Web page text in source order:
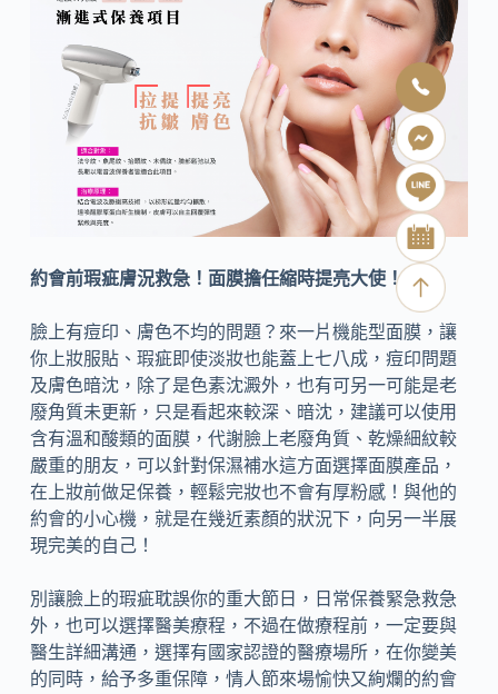
約會前瑕疵膚況救急！面膜擔任縮時提亮大使！
臉上有痘印、膚色不均的問題？來一片機能型面膜，讓
你上妝服貼、瑕疵即使淡妝也能蓋上七八成，痘印問題
及膚色暗沈，除了是色素沈澱外，也有可另一可能是老
廢角質未更新，只是看起來較深、暗沈，建議可以使用
含有溫和酸類的面膜，代謝臉上老廢角質、乾燥細紋較
嚴重的朋友，可以針對保濕補水這方面選擇面膜產品，
在上妝前做足保養，輕鬆完妝也不會有厚粉感！與他的
約會的小心機，就是在幾近素顏的狀況下，向另一半展
現完美的自己！
別讓臉上的瑕疵耽誤你的重大節日，日常保養緊急救急
外，也可以選擇醫美療程，不過在做療程前，一定要與
醫生詳細溝通，選擇有國家認證的醫療場所，在你變美
的同時，給予多重保障，情人節來場愉快又絢爛的約會